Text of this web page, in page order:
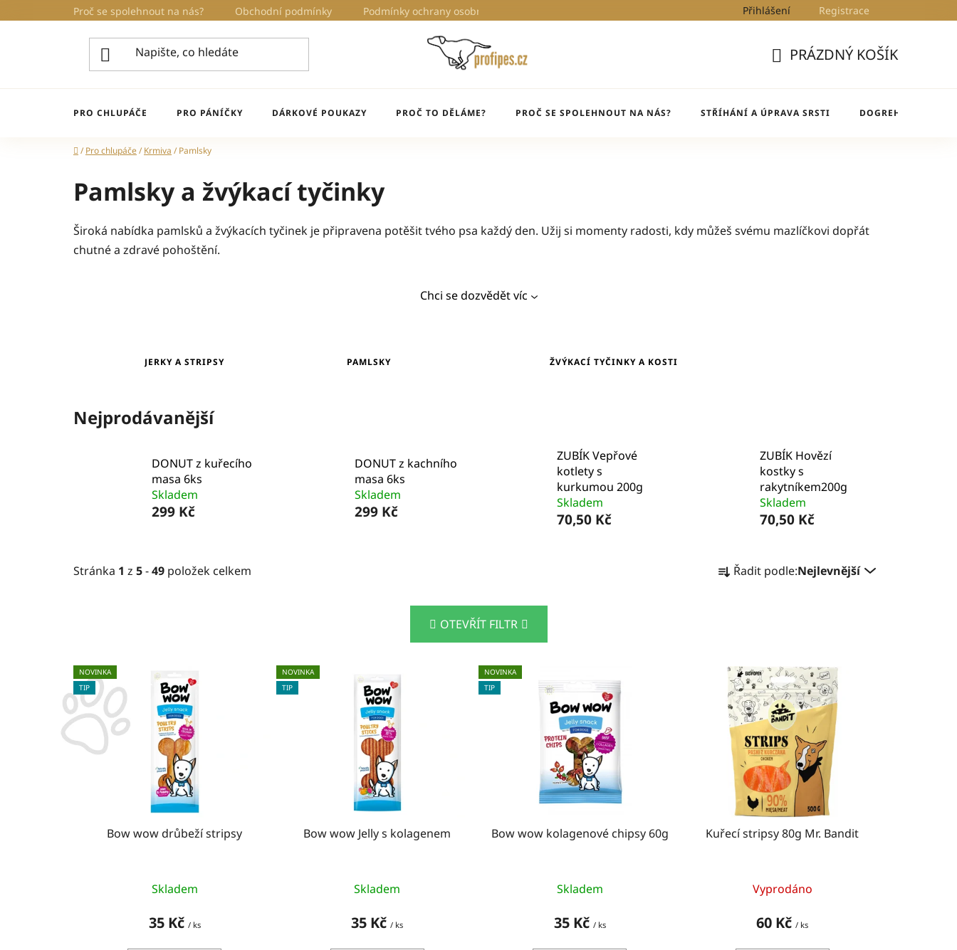
na
Proč se spolehnout na nás? Obchodní podmínky Podmínky ochrany osobních údajů Blog DogRehab
Přihlášení Registrace
KOŠÍK
PRÁZDNÝ KOŠÍK
PRO CHLUPÁČE PRO PÁNÍČKY DÁRKOVÉ POUKAZY PROČ TO DĚLÁME? PROČ SE SPOLEHNOUT NA NÁS? STŘÍHÁNÍ A ÚPRAVA SRSTI DOGREHAB
Domů
/ Pro chlupáče/ Krmiva / Pamlsky
Pamlsky a žvýkací tyčinky
Široká nabídka pamlsků a žvýkacích tyčinek je připravena potěšit tvého psa každý den. Užij si momenty radosti, kdy můžeš svému mazlíčkovi dopřát
chutné a zdravé pohoštění.
Chci se dozvědět víc
JERKY A STRIPSY PAMLSKY ŽVÝKACÍ TYČINKY A KOSTI
Nejprodávanější
DONUT z kuřecího
masa 6ks
Skladem
299 Kč
DONUT z kachního
masa 6ks
Skladem
299 Kč
ZUBÍK Vepřové
kotlety s
kurkumou 200g
Skladem
70,50 Kč
ZUBÍK Hovězí
kostky s
rakytníkem200g
Skladem
70,50 Kč
Stránka 1 z 5-49 položek celkem a
p
Řadit podle:Nejlevnější
OTEVŘÍT FILTR
V
ý
p
i
s
NOVINKA
TIP
Bow wow drůbeží stripsy
Skladem
35 Kč / ks
NOVINKA
TIP
Bow wow Jelly s kolagenem
Skladem
35 Kč/ ks
NOVINKA
TIP
Bow wow kolagenové chipsy 60g
Skladem
35 Kč / ks
Kuřecí stripsy 80g Mr. Bandit
Vyprodáno
60 Kč/ ks